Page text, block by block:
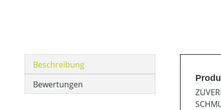
Beschreibung
Bewertungen